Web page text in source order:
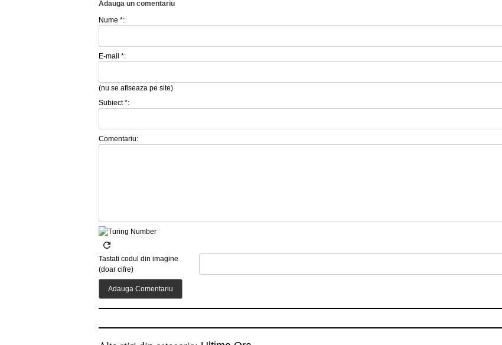
Adauga un comentariu
Nume *:
E-mail *:
(nu se afiseaza pe site)
Subiect *:
Comentariu:
Tastati codul din imagine
(doar cifre)